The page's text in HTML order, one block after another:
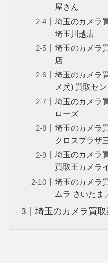
屋さん
埼玉のカメラ
埼玉川越店
埼玉のカメラ
店
埼玉のカメラ
メ兵) 買取セ
埼玉のカメラ
ローズ
埼玉のカメラ
クロスプラザ
埼玉のカメラ
買取王カメラ
埼玉のカメラ
ムラ さいたま
埼玉のカメラ買